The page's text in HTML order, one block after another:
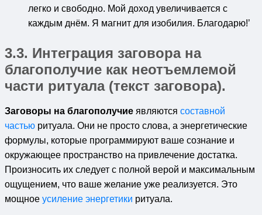
легко и свободно. Мой доход увеличивается с
каждым днём. Я магнит для изобилия. Благодарю!’
3.3. Интеграция заговора на
благополучие как неотъемлемой
части ритуала (текст заговора).
Заговоры на благополучие являются составной
частью ритуала. Они не просто слова, а энергетические
формулы, которые программируют ваше сознание и
окружающее пространство на привлечение достатка.
Произносить их следует с полной верой и максимальным
ощущением, что ваше желание уже реализуется. Это
мощное усиление энергетики ритуала.